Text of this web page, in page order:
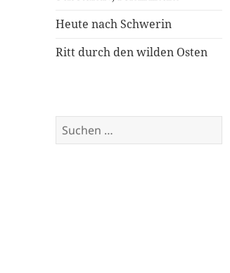
Heute nach Schwerin
Ritt durch den wilden Osten
Suchen
nach: